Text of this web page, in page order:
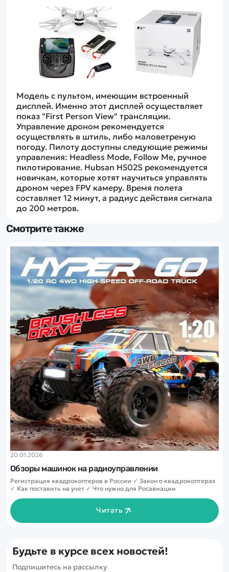
Модель с пультом, имеющим встроенный
дисплей. Именно этот дисплей осуществляет
показ "First Person View" трансляции.
Управление дроном рекомендуется
осуществлять в штиль, либо маловетреную
погоду. Пилоту доступны следующие режимы
управления: Headless Mode, Follow Me, ручное
пилотирование. Hubsan H502S рекомендуется
новичкам, которые хотят научиться управлять
дроном через FPV камеру. Время полета
составляет 12 минут, а радиус действия сигнала
до 200 метров.
Смотрите также
20.01.2026
Обзоры машинок на радиоуправлении
Регистрация квадрокоптеров в России ✓ Закон о квадрокоптерах
✓ Как поставить на учет ✓ Что нужно для Росавиации
Читать
Будьте в курсе всех новостей!
Подпишитесь на рассылку